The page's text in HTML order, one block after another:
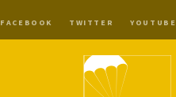
FACEBOOK TWITTER YOUTUBE